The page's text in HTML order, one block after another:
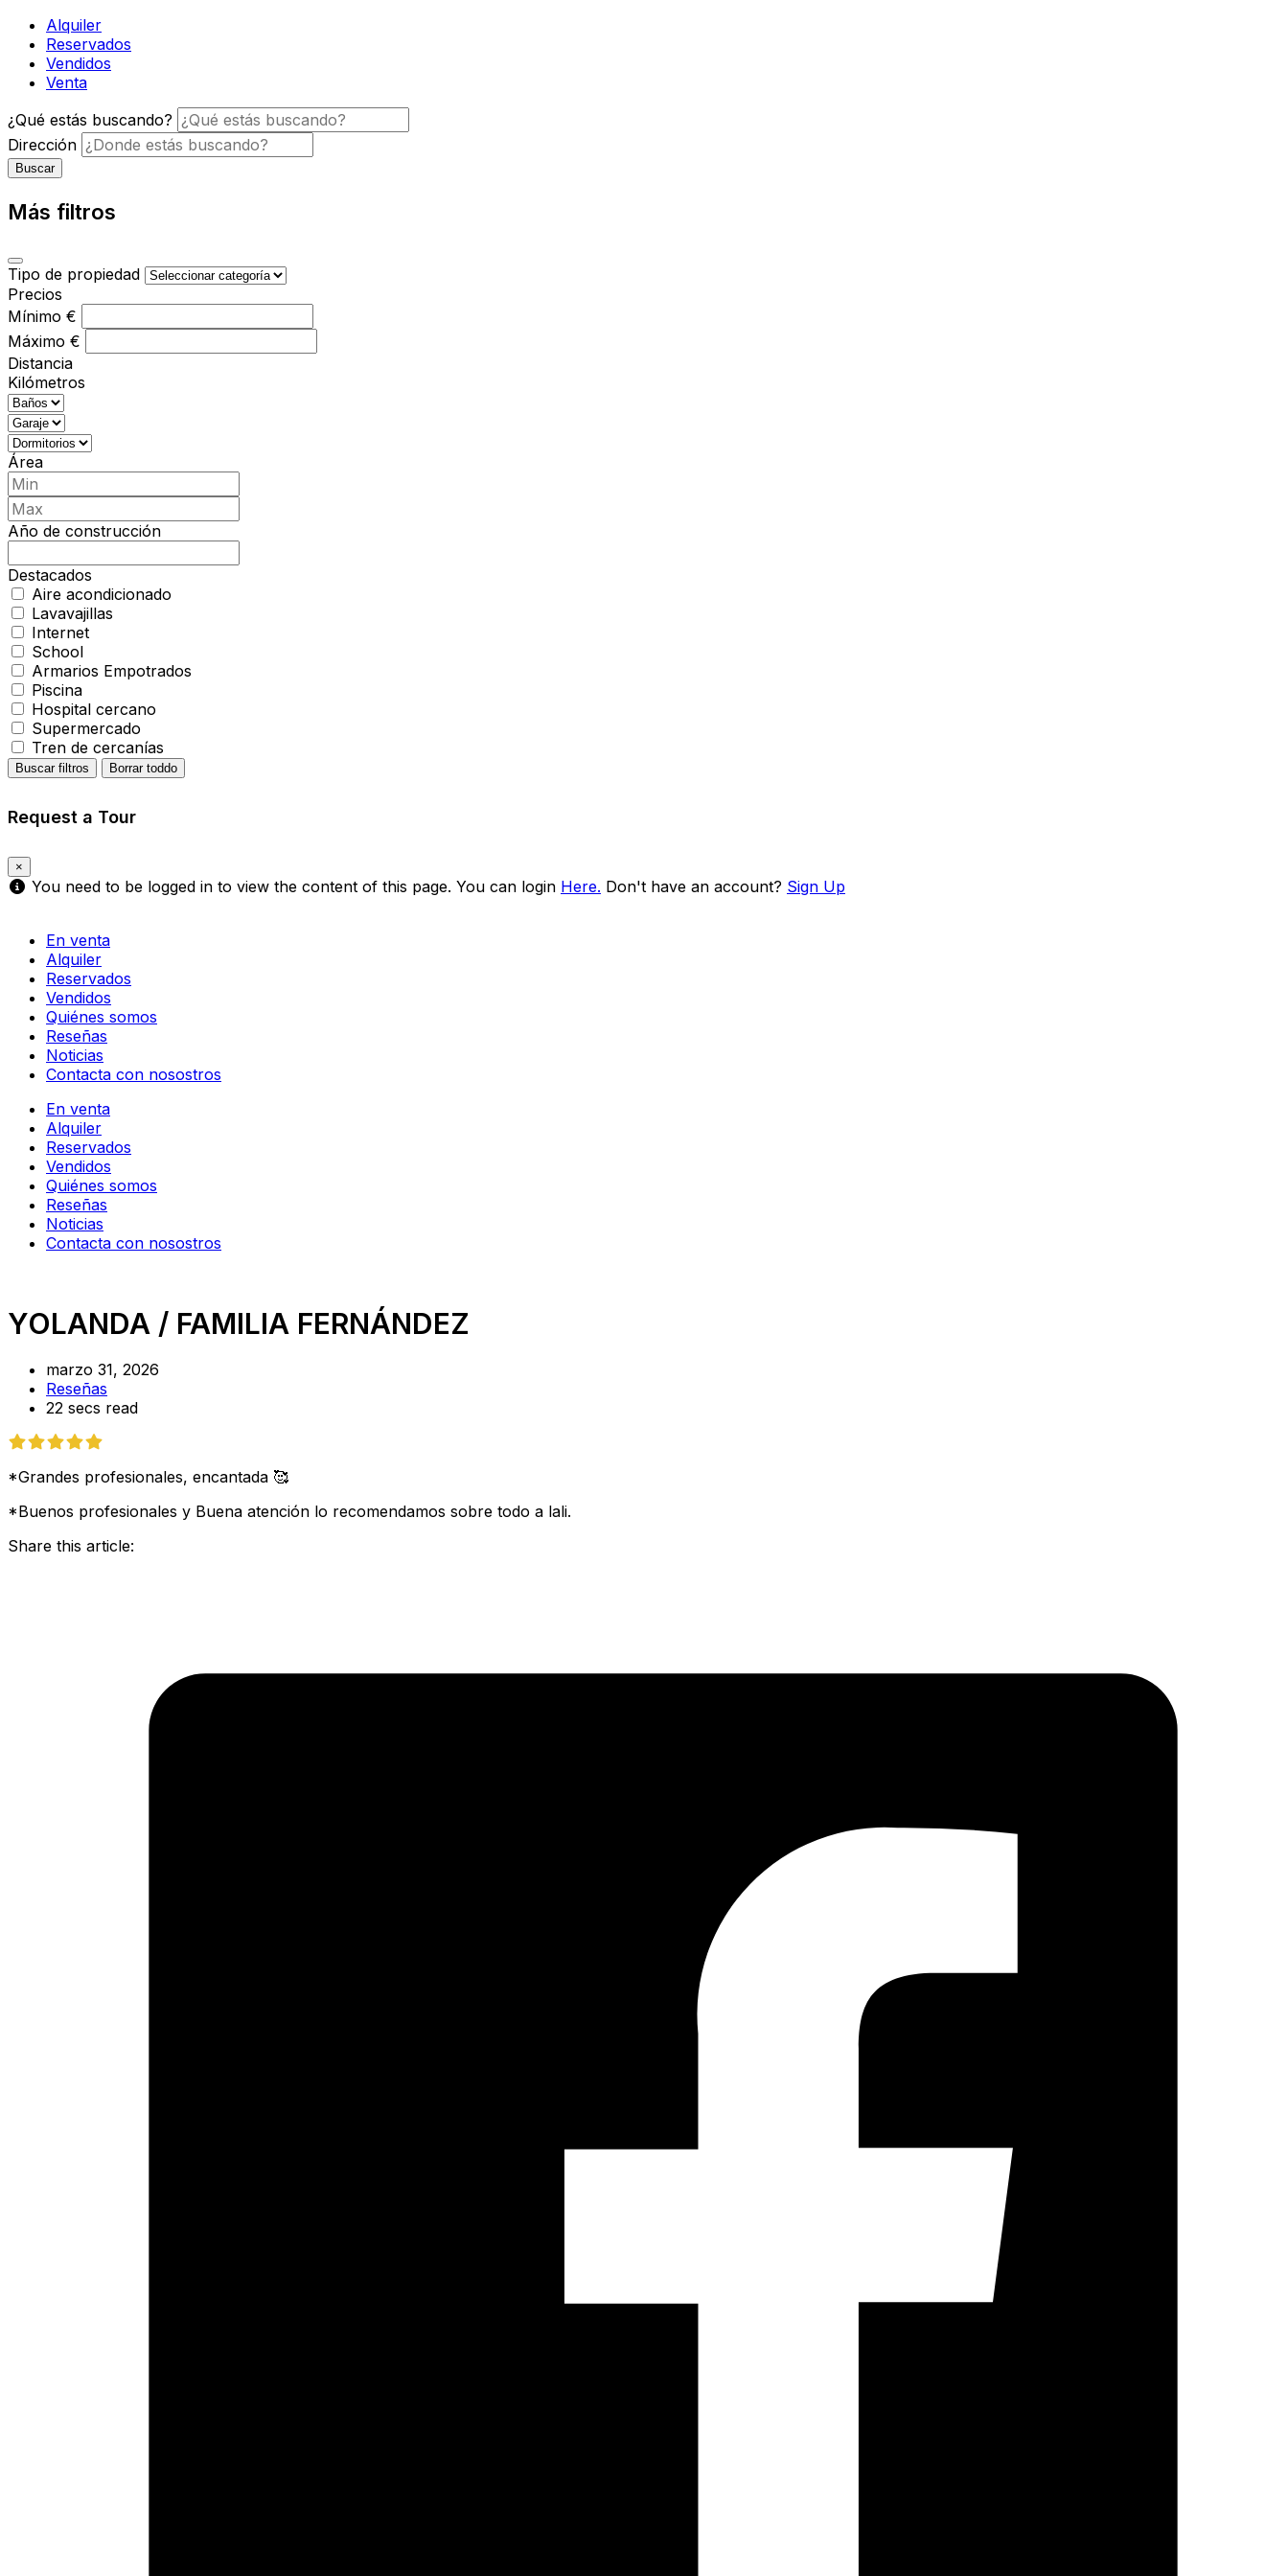
Alquiler
Reservados
Vendidos
Venta
¿Qué estás buscando?
Dirección
Buscar
Más filtros
Tipo de propiedad
Precios
Mínimo €
Máximo €
Distancia
Kilómetros
Área
Año de construcción
Destacados
Aire acondicionado
Lavavajillas
Internet
School
Armarios Empotrados
Piscina
Hospital cercano
Supermercado
Tren de cercanías
Buscar filtros Borrar toddo
Request a Tour
×
You need to be logged in to view the content of this page. You can login Here. Don't have an account? Sign Up
En venta
Alquiler
Reservados
Vendidos
Quiénes somos
Reseñas
Noticias
Contacta con nosostros
En venta
Alquiler
Reservados
Vendidos
Quiénes somos
Reseñas
Noticias
Contacta con nosostros
YOLANDA / FAMILIA FERNÁNDEZ
marzo 31, 2026
Reseñas
22 secs read
*Grandes profesionales, encantada 🥰
*Buenos profesionales y Buena atención lo recomendamos sobre todo a lali.
Share this article: